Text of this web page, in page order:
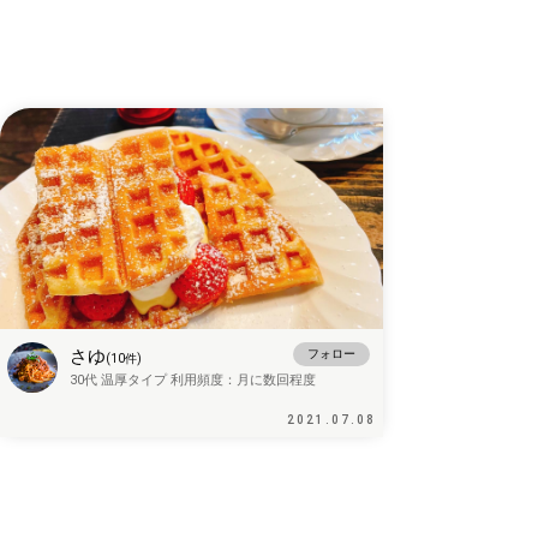
さゆ(10件) フォロー
30代 温厚タイプ 利用頻度： 月に数回程度
2021.07.08